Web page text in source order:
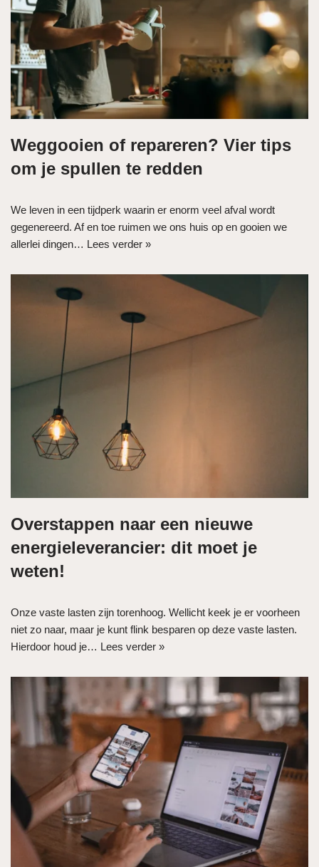
Weggooien of repareren? Vier tips
om je spullen te redden
We leven in een tijdperk waarin er enorm veel afval wordt
gegenereerd. Af en toe ruimen we ons huis op en gooien we
allerlei dingen… Lees verder »
Overstappen naar een nieuwe
energieleverancier: dit moet je
weten!
Onze vaste lasten zijn torenhoog. Wellicht keek je er voorheen
niet zo naar, maar je kunt flink besparen op deze vaste lasten.
Hierdoor houd je… Lees verder »